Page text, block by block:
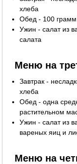
хлеба
Обед - 100
Ужин - салат из
салата
Меню на
Завтрак -
хлеба
Обед - одна
растительном
Ужин - салат из
вареных яиц и
Меню на